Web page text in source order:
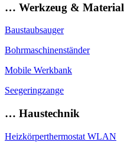
… Werkzeug & Material
Baustaubsauger
Bohrmaschinenständer
Mobile Werkbank
Seegeringzange
… Haustechnik
Heizkörperthermostat WLAN